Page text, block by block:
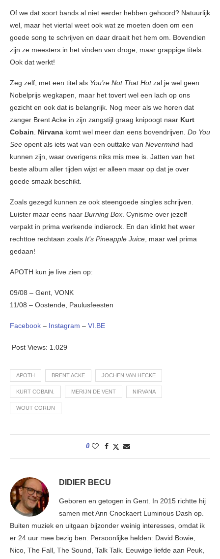
Of we dat soort bands al niet eerder hebben gehoord? Natuurlijk
wel, maar het viertal weet ook wat ze moeten doen om een
goede song te schrijven en daar draait het hem om. Bovendien
zijn ze meesters in het vinden van droge, maar grappige titels.
Ook dat werkt!
Zeg zelf, met een titel als You’re Not That Hotzal je wel geen
Nobelprijs wegkapen, maar het tovert wel een lach op ons
gezicht en ook dat is belangrijk. Nog meer als we horen dat
zanger Brent Acke in zijn zangstijl graag knipoogt naar Kurt
Cobain. Nirvana komt wel meer dan eens bovendrijven. Do You
See opent als iets wat van een outtake van Nevermind had
kunnen zijn, waar overigens niks mis mee is. Jatten van het
beste album aller tijden wijst er alleen maar op dat je over
goede smaak beschikt.
Zoals gezegd kunnen ze ook steengoede singles schrijven.
Luister maar eens naar Burning Box. Cynisme over jezelf
verpakt in prima werkende indierock. En dan klinkt het weer
rechttoe rechtaan zoals It’s Pineapple Juice, maar wel prima
gedaan!
APOTH kun je live zien op:
09/08 – Gent, VONK
11/08 – Oostende, Paulusfeesten
Facebook – Instagram – VI.BE
Post Views: 1.029
APOTH BRENT ACKE JOCHEN VAN HECKE
KURT COBAIN. MERIJN DE VENT NIRVANA
WOUT CORIJN
0
DIDIER BECU
Geboren en getogen in Gent. In 2015 richtte hij
samen met Ann Cnockaert Luminous Dash op.
Buiten muziek en uitgaan bijzonder weinig interesses, omdat ik
er 24 uur mee bezig ben. Persoonlijke helden: David Bowie,
Nico, The Fall, The Sound, Talk Talk. Eeuwige liefde aan Peuk,